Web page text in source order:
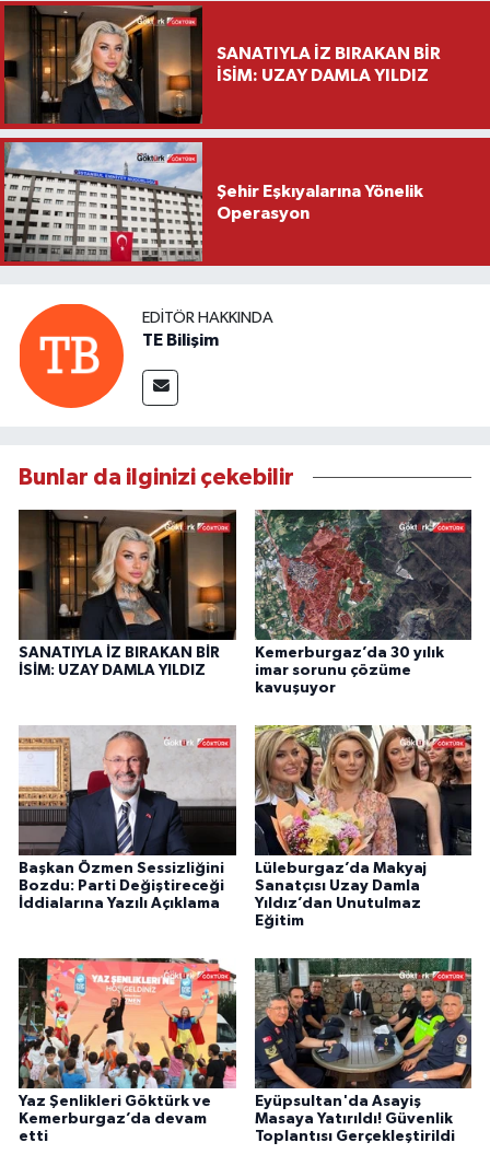
SANATIYLA İZ BIRAKAN BİR
İSİM: UZAY DAMLA YILDIZ
Şehir Eşkıyalarına Yönelik
Operasyon
EDITÖR HAKKINDA
TE Bilişim
Bunlar da ilginizi çekebilir
SANATIYLA İZ BIRAKAN BİR
İSİM: UZAY DAMLA YILDIZ
Kemerburgaz’da 30 yılık
imar sorunu çözüme
kavuşuyor
Başkan Özmen Sessizliğini
Bozdu: Parti Değiştireceği
İddialarına Yazılı Açıklama
Lüleburgaz’da Makyaj
Sanatçısı Uzay Damla
Yıldız’dan Unutulmaz
Eğitim
Yaz Şenlikleri Göktürk ve
Kemerburgaz’da devam
etti
Eyüpsultan'da Asayiş
Masaya Yatırıldı! Güvenlik
Toplantısı Gerçekleştirildi